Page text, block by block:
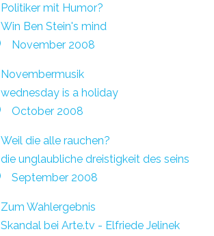
Politiker mit Humor?
Win Ben Stein's mind
November 2008
Novembermusik
wednesday is a holiday
October 2008
Weil die alle rauchen?
die unglaubliche dreistigkeit des seins
September 2008
Zum Wahlergebnis
Skandal bei Arte.tv - Elfriede Jelinek